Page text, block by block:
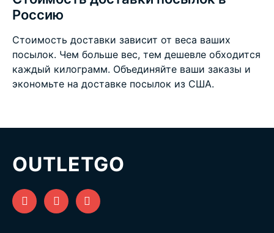
Россию
Стоимость доставки зависит от веса ваших
посылок. Чем больше вес, тем дешевле обходится
каждый килограмм. Объединяйте ваши заказы и
экономьте на доставке посылок из США.
OUTLETGO